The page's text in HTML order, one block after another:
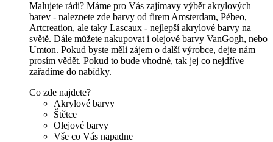
Malujete rádi? Máme pro Vás zajímavy výběr akrylových
barev - naleznete zde barvy od firem Amsterdam, Pébeo,
Artcreation, ale taky Lascaux - nejlepší akrylové barvy na
světě. Dále můžete nakupovat i olejové barvy VanGogh, nebo
Umton. Pokud byste měli zájem o další výrobce, dejte nám
prosím vědět. Pokud to bude vhodné, tak jej co nejdříve
zařadíme do nabídky.
Co zde najdete?
Akrylové barvy
Štětce
Olejové barvy
Vše co Vás napadne